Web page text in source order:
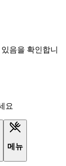
음을 확인합니
요
메뉴